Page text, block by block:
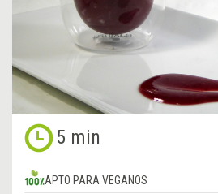
5 min
APTO PARA VEGANOS